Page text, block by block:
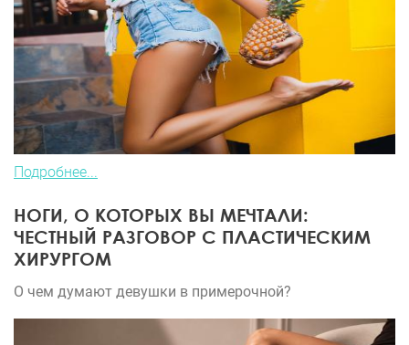
Подробнее...
НОГИ, О КОТОРЫХ ВЫ МЕЧТАЛИ:
ЧЕСТНЫЙ РАЗГОВОР С ПЛАСТИЧЕСКИМ
ХИРУРГОМ
О чем думают девушки в примерочной?